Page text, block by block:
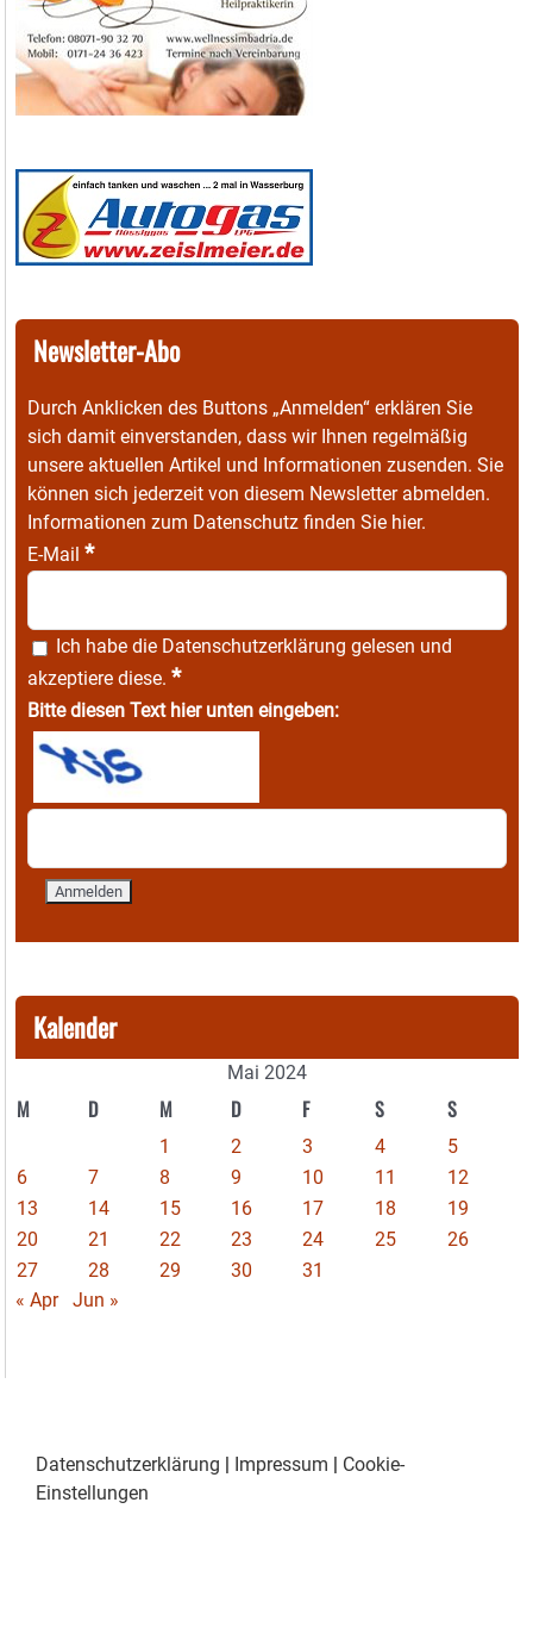
Newsletter-Abo
Durch Anklicken des Buttons „Anmelden“ erklären Sie
sich damit einverstanden, dass wir Ihnen regelmäßig
unsere aktuellen Artikel und Informationen zusenden. Sie
können sich jederzeit von diesem Newsletter abmelden.
Informationen zum Datenschutz finden Sie hier.
E-Mail *
Ich habe die Datenschutzerklärung gelesen und
akzeptiere diese. *
Bitte diesen Text hier unten eingeben:
Kalender
Mai 2024
M D M D F S S
1 2 3 4
5
6
7 8 9 10 11
12
13
14 15 16 17 18
19
20
21 22 23 24 25
26
27
28 29 30
31
« Apr
Jun »
Datenschutzerklärung Impressum
Cookie-
Einstellungen